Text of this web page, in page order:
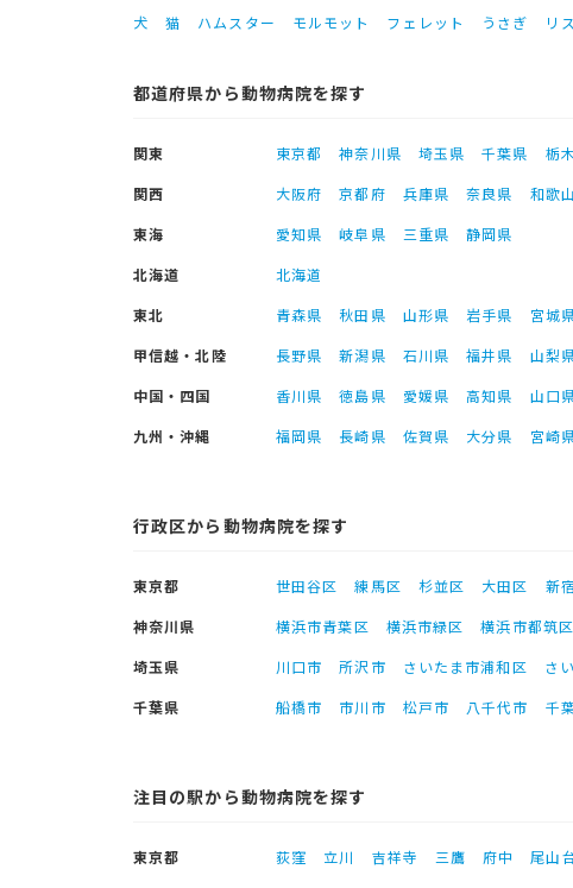
犬 猫 ハムスター モルモット フェレット うさぎ リス
都道府県から動物病院を探す
関東 東京都 神奈川県 埼玉県 千葉県 栃
関西
大阪府 京都府 兵庫県 奈良県 和歌
東海
愛知県 岐阜県 三重県
静岡県
北海道
北海道
東北
青森県 秋田県 山形県 岩手県 宮城
甲信越・北陸
長野県 新潟県 石川県 福井県 山梨
中国・四国
香川県 徳島県 愛媛県 高知県 山口
九州・沖縄
福岡県 長崎県 佐賀県 大分県 宮崎
行政区から動物病院を探す
東京都 世田谷区 練馬区 杉並区 大田区 新
神奈川県
横浜市青葉区 横浜市緑区 横浜市都筑区
埼玉県
川口市 所沢市 さいたま市浦和区 さ
千葉県
船橋市 市川市 松戸市 八千代市 千
注目の駅から動物病院を探す
東京都 荻窪 立川 吉祥寺 三鷹 府中 尾山